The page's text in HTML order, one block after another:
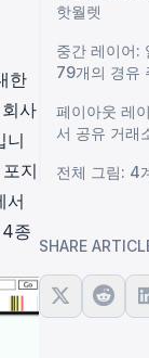
한
사
니
지
서
종
핫월렛
중간 레이어:
79개의 경유
페이아웃 레
서 공유 거래
전체 그림: 4
SHARE